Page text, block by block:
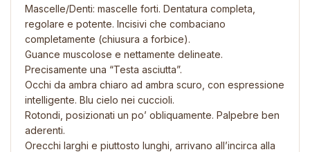
Mascelle/Denti: mascelle forti. Dentatura completa,
regolare e potente. Incisivi che combaciano
completamente (chiusura a forbice).
Guance muscolose e nettamente delineate.
Precisamente una “Testa asciutta”.
Occhi da ambra chiaro ad ambra scuro, con espressione
intelligente. Blu cielo nei cuccioli.
Rotondi, posizionati un po’ obliquamente. Palpebre ben
aderenti.
Orecchi larghi e piuttosto lunghi, arrivano all’incirca alla